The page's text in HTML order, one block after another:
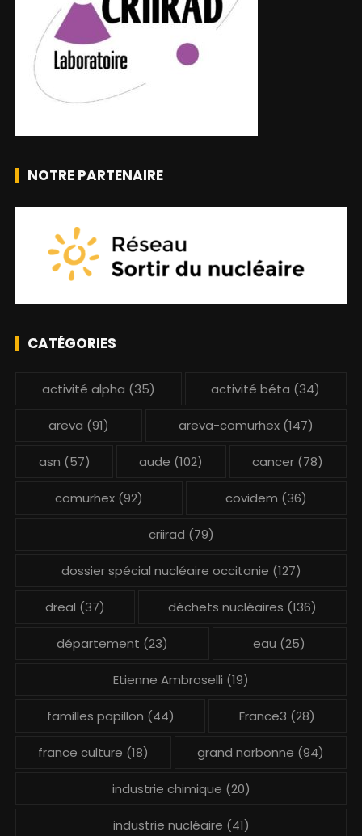
NOTRE PARTENAIRE
CATÉGORIES
activité alpha (35) activité béta (34)
areva (91) areva-comurhex(147)
asn (57) aude (102) cancer (78)
comurhex (92) covidem (36)
criirad (79)
dossier spécial nucléaire occitanie (127)
dreal (37) déchets nucléaires (136)
département (23) eau (25)
Etienne Ambroselli (19)
familles papillon (44) France3 (28)
france culture (18) grand narbonne (94)
industrie chimique (20)
industrie nucléaire (41)